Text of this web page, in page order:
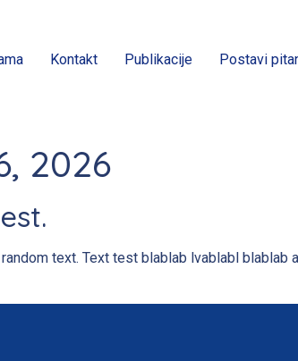
Kontakt Publikacije Postavi
2026
text. Text test blablab lvablabl